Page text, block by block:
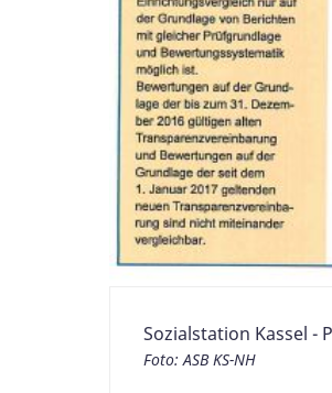
Sozialstation Kassel -
Foto: ASB KS-NH